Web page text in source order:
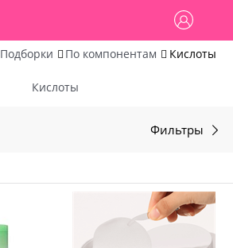
Подборки По компонентам Кислоты
Кислоты
Фильтры